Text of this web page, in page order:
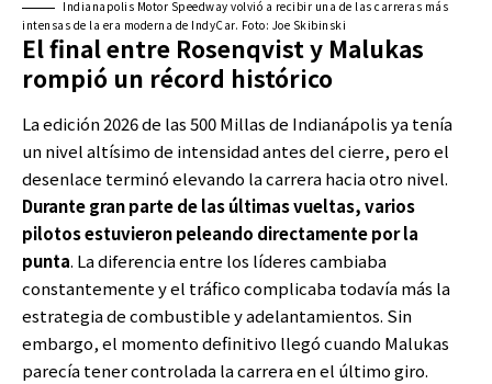
Indianapolis Motor Speedway volvió a recibir una de las carreras más
intensas de la era moderna de IndyCar. Foto: Joe Skibinski
El final entre Rosenqvist y Malukas
rompió un récord histórico
La edición 2026 de las 500 Millas de Indianápolis ya tenía
un nivel altísimo de intensidad antes del cierre, pero el
desenlace terminó elevando la carrera hacia otro nivel.
Durante gran parte de las últimas vueltas, varios
pilotos estuvieron peleando directamente por la
punta. La diferencia entre los líderes cambiaba
constantemente y el tráfico complicaba todavía más la
estrategia de combustible y adelantamientos. Sin
embargo, el momento definitivo llegó cuando Malukas
parecía tener controlada la carrera en el último giro.